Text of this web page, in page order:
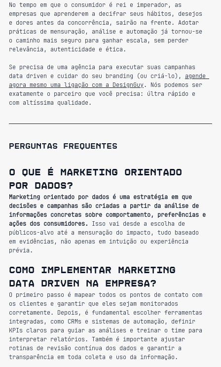
No tempo em que o consumidor é rei e imperador, as
empresas que aprenderem a decifrar seus hábitos, desejos
e dores antes da concorrência, sairão na frente. Adotar
práticas de mensuração, análise e automação já tornou-se
o caminho mais seguro para ganhar escala, sem perder
relevância, autenticidade e ética.
Se precisa de uma agência para executar suas campanhas
data driven e cuidar do seu branding (ou criá-lo), agende
agora mesmo uma ligação com a DesignGuy. Nós podemos ser
exatamente o parceiro que você precisa: últra rápido e
com altíssima qualidade.
Perguntas frequentes
O que é marketing orientado
por dados?
Marketing orientado por dados é uma estratégia em que
decisões e campanhas são criadas a partir da análise de
informações concretas sobre comportamento, preferências e
ações dos consumidores.
Isso vai desde a escolha de
públicos-alvo até a mensuração do impacto, tudo baseado
em evidências, não apenas em intuição ou experiência
prévia.
Como implementar Marketing
Data Driven na empresa?
O primeiro passo é mapear todos os pontos de contato com
os clientes e garantir que eles sejam monitorados
corretamente. Depois, é fundamental escolher ferramentas
integradas, como CRMs e sistemas de automação, definir
KPIs claros para guiar as análises e treinar o time para
interpretar relatórios. Também é importante ajustar
rotinas de revisão contínua dos dados e garantir a
transparência em toda coleta e uso da informação.